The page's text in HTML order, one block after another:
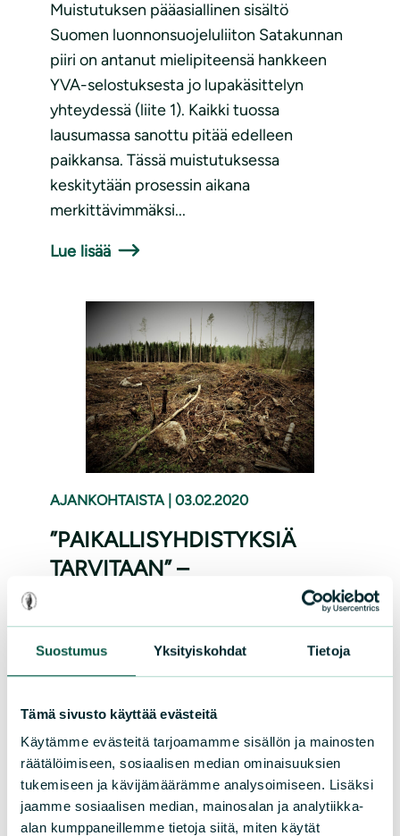
Suostumus Yksityiskohdat Tietoja
Tämä sivusto käyttää evästeitä
Käytämme evästeitä tarjoamamme sisällön ja mainosten
räätälöimiseen, sosiaalisen median ominaisuuksien
tukemiseen ja kävijämäärämme analysoimiseen. Lisäksi
jaamme sosiaalisen median, mainosalan ja analytiikka-
alan kumppaneillemme tietoja siitä, miten käytät
Muistutuksen pääasiallinen sisältö
Suomen luonnonsuojeluliiton Satakunnan
piiri on antanut mielipiteensä hankkeen
YVA-selostuksesta jo lupakäsittelyn
yhteydessä (liite 1). Kaikki tuossa
lausumassa sanottu pitää edelleen
paikkansa. Tässä muistutuksessa
keskitytään prosessin aikana
merkittävimmäksi...
Lue lisää
AJANKOHTAISTA 03.02.2020
”PAIKALLISYHDISTYKSIÄ
TARVITAAN” –
JÄRJESTÖTOIMINTAA
SATAKUNNASSA VAIKEIDEN
TUNTEIDEN AIKAKAUDELLA
Suomen luonnonsuojeluliiton Satakunnan
piirille tuottama raportti jäsenten ja
aktiivien luontosuhteesta,
luonnonsuojelukäsityksistä ja ajatuksista